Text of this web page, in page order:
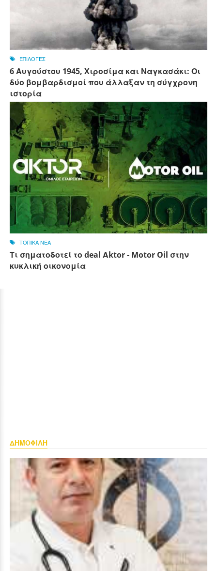
ΕΠΙΛΟΓΕΣ
6 Αυγούστου 1945, Xιροσίμα και Ναγκασάκι: Οι
δύο βομβαρδισμοί που άλλαξαν τη σύγχρονη
ιστορία
ΤΟΠΙΚΑ ΝΕΑ
Τι σηματοδοτεί το deal Αktor - Motor Oil στην
κυκλική οικονομία
ΔΗΜΟΦΙΛΗ